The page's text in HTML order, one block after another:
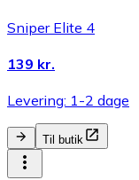
Sniper Elite 4
139 kr.
Levering: 1-2 dage
Til butik